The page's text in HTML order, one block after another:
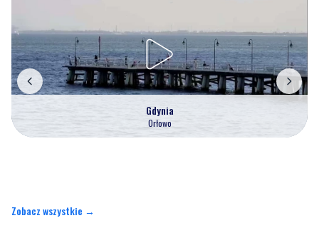
Gdynia
Orłowo
Zobacz wszystkie →